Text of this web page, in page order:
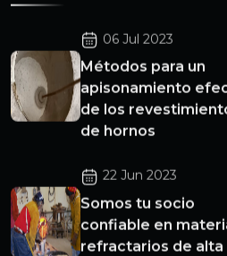
06 Jul 2023
Métodos para un
apisonamiento
de los
de hornos
22 Jun 2023
Somos tu socio
confiable en
refractarios de alta